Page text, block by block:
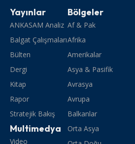
Yayınlar
ANKASAM Analiz
Balgat Çalışmaları
Bülten
Dergi
Kitap
Rapor
Stratejik Bakış
Multimedya
Video
Bölgeler
Af & Pak
Afrika
Amerikalar
Asya & Pasifik
Avrasya
Avrupa
Balkanlar
Orta Asya